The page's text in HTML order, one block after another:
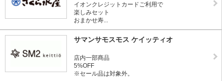
イオンクレジットカードご利用で
楽しみセット
おまかせ寿...
サマンサモスモス ケイッティオ
店内一部商品
5%OFF
※セール品は対象外。